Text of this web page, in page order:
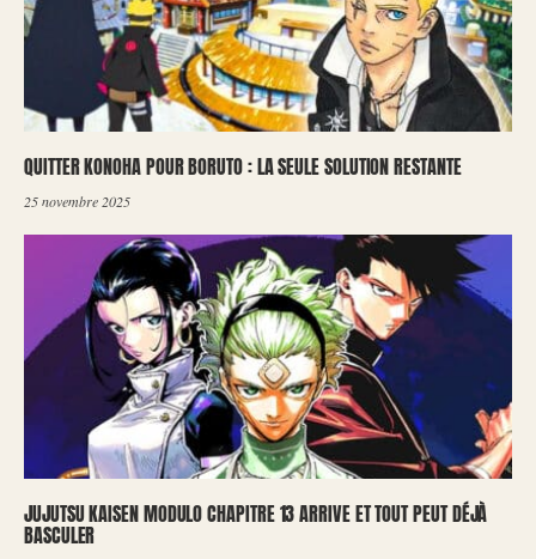
QUITTER KONOHA POUR BORUTO : LA SEULE SOLUTION RESTANTE
25 novembre 2025
JUJUTSU KAISEN MODULO CHAPITRE 13 ARRIVE ET TOUT PEUT DÉJÀ
BASCULER